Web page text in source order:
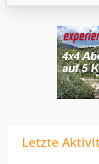
Letzte